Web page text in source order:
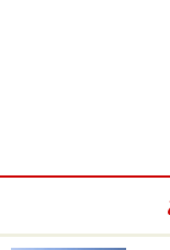
もし空港で気づ
た場合、原則、
ます。特に出発